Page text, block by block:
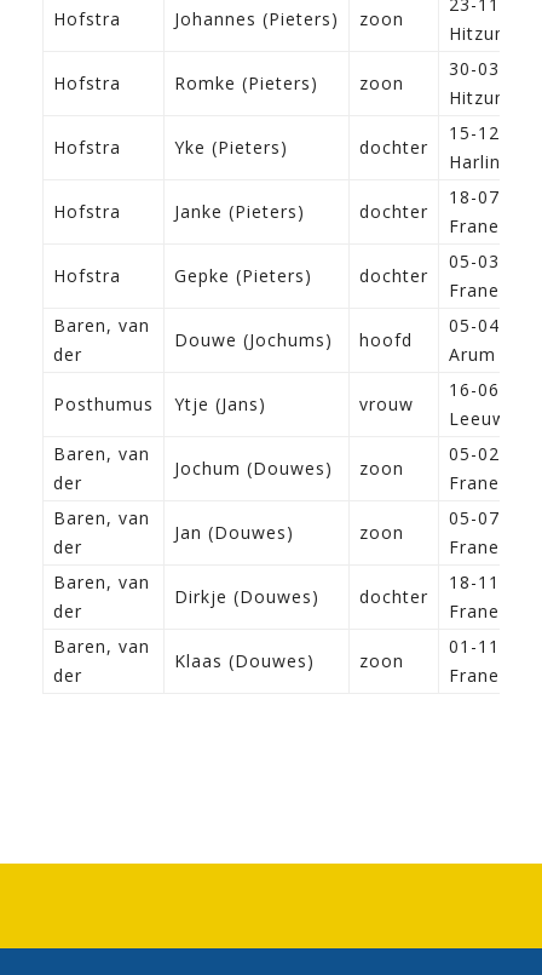
Hofstra Johannes (Pieters) zoon
23-11-
Hitzum
Hofstra Romke (Pieters) zoon
30-03-
Hitzum
Hofstra Yke (Pieters) dochter
15-12-
Harlingen
Hofstra Janke (Pieters) dochter
18-07-
Franeker
Hofstra Gepke (Pieters) dochter
05-03-
Franeker
Baren, van
der
Douwe (Jochums) hoofd
05-04-
Arum
Posthumus Ytje (Jans) vrouw
16-06-
Baren, van
der
Jochum (Douwes) zoon
05-02-
Franeker
Baren, van
der
Jan (Douwes) zoon
05-07-
Franeker
Baren, van
der
Dirkje (Douwes) dochter
18-11-
Franeker
Baren, van
der
Klaas (Douwes) zoon
01-11-
Franeker